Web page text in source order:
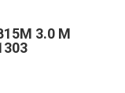
3.0 M